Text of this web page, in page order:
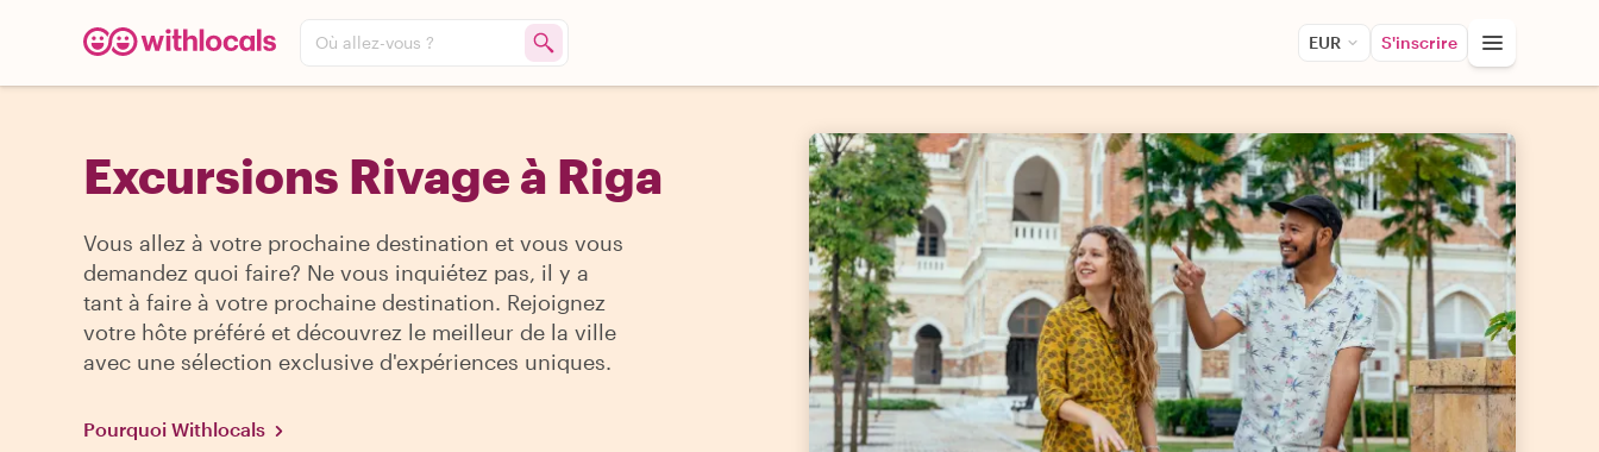
Où allez-vous ? EUR S'inscrire
Excursions Rivage à Riga
Vous allez à votre prochaine destination et vous vous
demandez quoi faire? Ne vous inquiétez pas, il y a
tant à faire à votre prochaine destination. Rejoignez
votre hôte préféré et découvrez le meilleur de la ville
avec une sélection exclusive d'expériences uniques.
Pourquoi Withlocals